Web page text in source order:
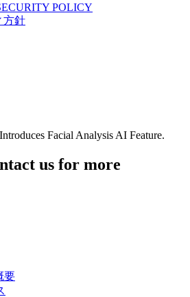
POLICY
方針
Facial Analysis AI Feature.
us for more
要